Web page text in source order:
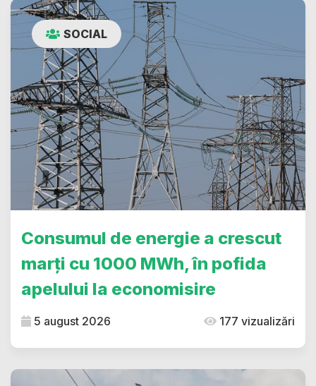
SOCIAL
Consumul de energie a crescut
marți cu 1000 MWh, în pofida
apelului la economisire
5 august 2026 177 vizualizări